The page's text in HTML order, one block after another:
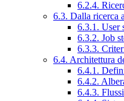
6.2.4.
6.3. Dalla ricerca
6.3.1. User
6.3.2. Job
6.3.3.
6.4. Architettura
6.4.1.
6.4.2.
6.4.3.